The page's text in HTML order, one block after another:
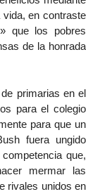
en contraste
que los pobres
de la honrada
primarias en el
para el colegio
para que un
fuera ungido
que,
mermar las
rivales unidos en